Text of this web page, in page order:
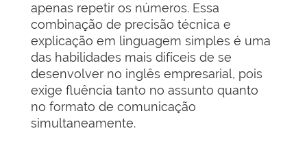
apenas repetir os números. Essa
combinação de precisão técnica e
explicação em linguagem simples é uma
das habilidades mais difíceis de se
desenvolver no inglês empresarial, pois
exige fluência tanto no assunto quanto
no formato de comunicação
simultaneamente.